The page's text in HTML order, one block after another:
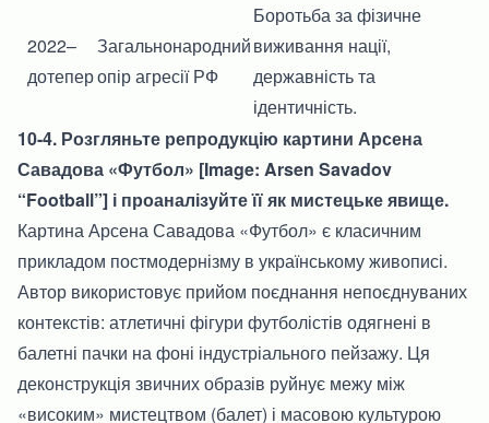
2022–
дотепер
Загальнонародний
опір агресії РФ
Боротьба за фізичне
виживання нації,
державність та
ідентичність.
10-4. Розгляньте репродукцію картини Арсена
Савадова «Футбол» [Image: Arsen Savadov
“Football”] і проаналізуйте її як мистецьке явище.
Картина Арсена Савадова «Футбол» є класичним
прикладом постмодернізму в українському живописі.
Автор використовує прийом поєднання непоєднуваних
контекстів: атлетичні фігури футболістів одягнені в
балетні пачки на фоні індустріального пейзажу. Ця
деконструкція звичних образів руйнує межу між
«високим» мистецтвом (балет) і масовою культурою